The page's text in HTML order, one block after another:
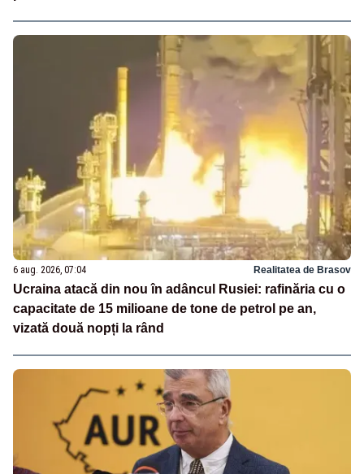
6 aug. 2026, 07:04 Realitatea de Brasov
Ucraina atacă din nou în adâncul Rusiei: rafinăria cu o
capacitate de 15 milioane de tone de petrol pe an,
vizată două nopți la rând